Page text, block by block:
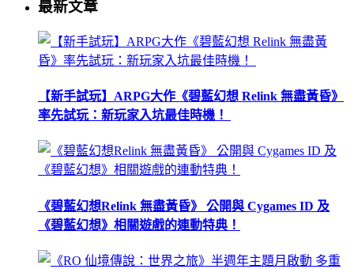
最新文章
【新手試玩】ARPG大作《碧藍幻想 Relink 無盡黃昏》
率先試玩：新玩家入坑最佳時機！
《碧藍幻想Relink 無盡黃昏》 公開與 Cygames ID 及
《碧藍幻想》相關遊戲的連動特典！